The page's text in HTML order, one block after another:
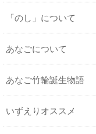
「のし」について
あなごについて
あなご竹輪誕生物語
いずえりオススメ